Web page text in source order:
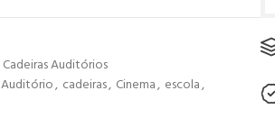
Cadeiras Auditórios
Auditório, cadeiras, Cinema, escola,